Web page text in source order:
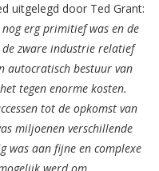
uitgelegd door Ted Grant:
erg primitief was en de
zware industrie relatief
autocratisch bestuur van
tegen enorme kosten.
tot de opkomst van
miljoenen verschillende
was aan fijne en complexe